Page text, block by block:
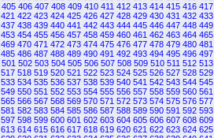
405 406 407 408 409 410 411 412 413 414 415 416 417
421 422 423 424 425 426 427 428 429 430 431 432 433
437 438 439 440 441 442 443 444 445 446 447 448 449
453 454 455 456 457 458 459 460 461 462 463 464 465
469 470 471 472 473 474 475 476 477 478 479 480 481
485 486 487 488 489 490 491 492 493 494 495 496 497
501 502 503 504 505 506 507 508 509 510 511 512 513
517 518 519 520 521 522 523 524 525 526 527 528 529
533 534 535 536 537 538 539 540 541 542 543 544 545
549 550 551 552 553 554 555 556 557 558 559 560 561
565 566 567 568 569 570 571 572 573 574 575 576 577
581 582 583 584 585 586 587 588 589 590 591 592 593
597 598 599 600 601 602 603 604 605 606 607 608 609
613 614 615 616 617 618 619 620 621 622 623 624 625